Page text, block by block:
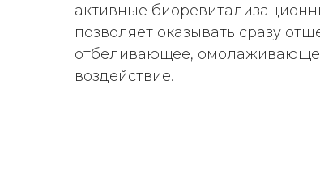
ПРИ ПОКУПКЕ КУРСА
активные
позволяет оказывать сразу
отбеливающее,
воздействие.